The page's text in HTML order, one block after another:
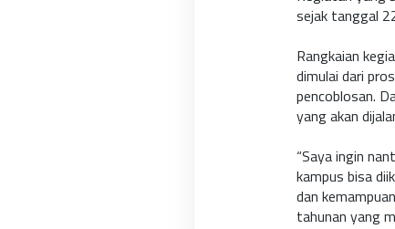
sejak tanggal
Rangkaian
dimulai dari
pencoblosan.
yang akan
“Saya ingin
kampus bisa
dan
tahunan yang